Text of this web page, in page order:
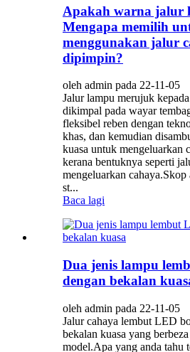
Apakah warna jalur
Mengapa memilih
menggunakan jalur
dipimpin?
oleh admin pada 22-11-05
Jalur lampu merujuk
dikimpal pada wayar
fleksibel reben dengan
khas, dan kemudian
kuasa untuk mengeluarkan
kerana bentuknya seperti
mengeluarkan
st...
Baca lagi
Dua jenis lampu
dengan bekalan
oleh admin pada 22-11-05
Jalur cahaya lembut LED
bekalan kuasa yang
model.Apa yang anda tahu